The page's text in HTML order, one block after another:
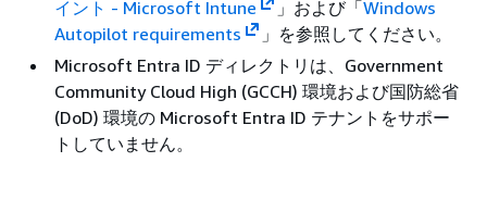
イント - Microsoft Intune 」および「Windows
Autopilot requirements
」を参照してください。
Microsoft Entra ID ディレクトリは、Government
Community Cloud High (GCCH) 環境および国防総省
(DoD) 環境の Microsoft Entra ID テナントをサポー
トしていません。